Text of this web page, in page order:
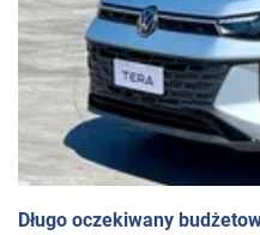
Długo oczekiwany